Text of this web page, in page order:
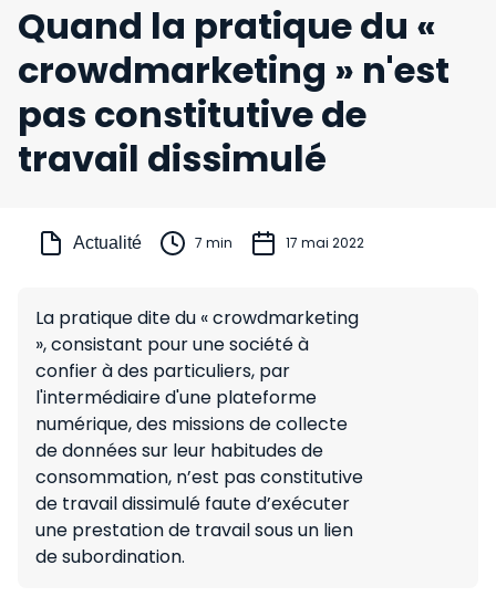
Quand la pratique du «
crowdmarketing » n'est
pas constitutive de
travail dissimulé
Actualité 7 min 17 mai 2022
La pratique dite du « crowdmarketing
», consistant pour une société à
confier à des particuliers, par
l'intermédiaire d'une plateforme
numérique, des missions de collecte
de données sur leur habitudes de
consommation, n’est pas constitutive
de travail dissimulé faute d’exécuter
une prestation de travail sous un lien
de subordination.